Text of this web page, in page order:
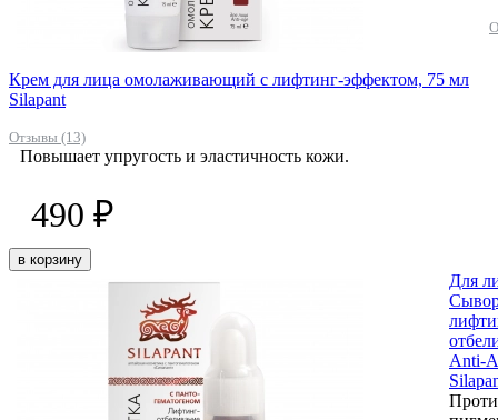
Крем для лица омолаживающий с лифтинг-эффектом, 75 мл
Silapant
Отзывы (13)
Повышает упругость и эластичность кожи.
490 ₽
в корзину
Для
Anti-